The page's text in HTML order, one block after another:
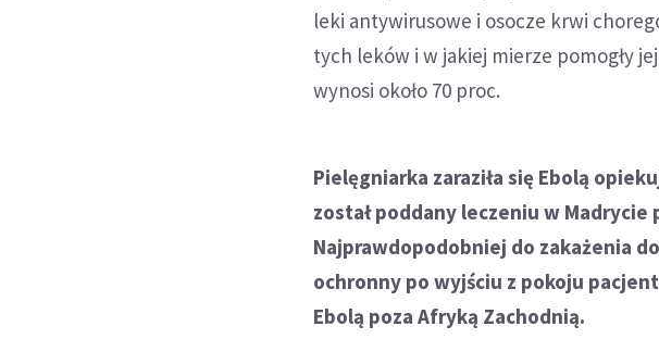
leki antywirusowe i osocze krwi
tych leków i w jakiej mierze pomogły
wynosi około 70 proc.
Pielęgniarka zaraziła się Ebolą
został poddany leczeniu w
Najprawdopodobniej do zakażenia
ochronny po wyjściu z pokoju
Ebolą poza Afryką Zachodnią.